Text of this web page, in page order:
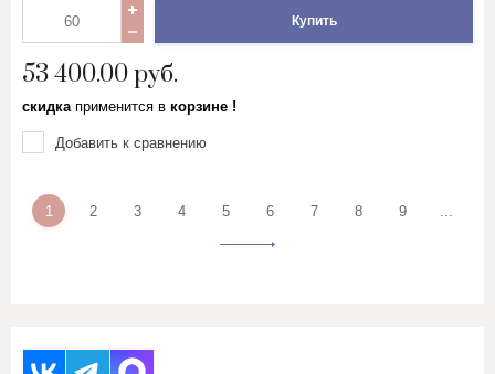
Купить
53 400.00руб.
скидка применится в корзине !
Добавить к сравнению
1 2 3 4 5 6 7 8 9 ...